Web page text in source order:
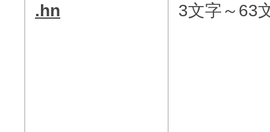
.hn 3文字～63